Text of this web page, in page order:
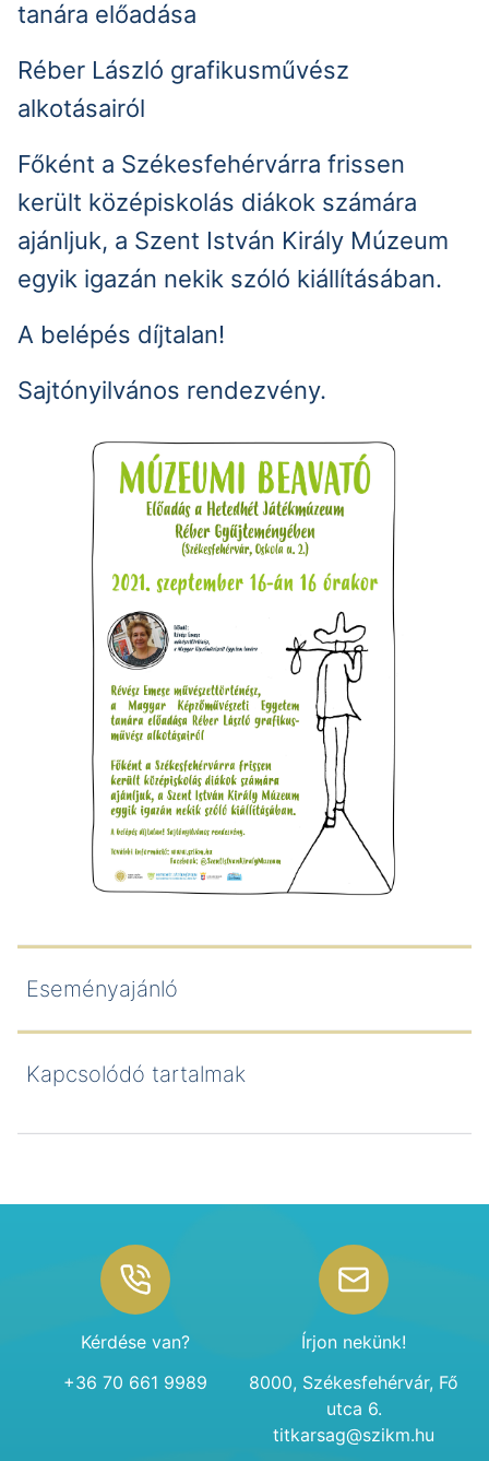
tanára előadása
Réber László grafikusművész
alkotásairól
Főként a Székesfehérvárra frissen
került középiskolás diákok számára
ajánljuk, a Szent István Király Múzeum
egyik igazán nekik szóló kiállításában.
A belépés díjtalan!
Sajtónyilvános rendezvény.
Eseményajánló
Kapcsolódó tartalmak
Kérdése van?
+36 70 661 9989
Írjon nekünk!
8000, Székesfehérvár, Fő
utca 6.
titkarsag@szikm.hu